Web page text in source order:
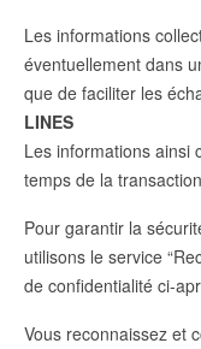
Les informations
éventuellement dans
que de faciliter les
LINES
Les informations ainsi
temps de la
Pour garantir la
utilisons le service
de confidentialité ci-
Vous reconnaissez et